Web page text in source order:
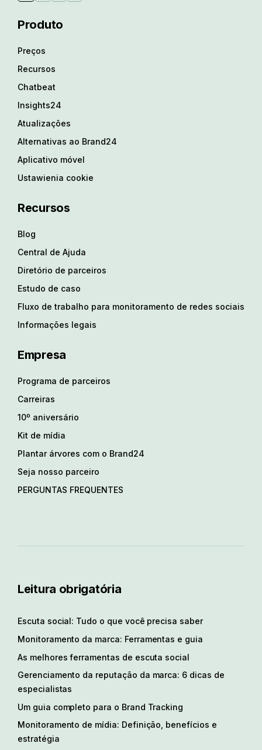
Produto
Preços
Recursos
Chatbeat
Insights24
Atualizações
Alternativas ao Brand24
Aplicativo móvel
Ustawienia cookie
Recursos
Blog
Central de Ajuda
Diretório de parceiros
Estudo de caso
Fluxo de trabalho para monitoramento de redes sociais
Informações legais
Empresa
Programa de parceiros
Carreiras
10º aniversário
Kit de mídia
Plantar árvores com o Brand24
Seja nosso parceiro
PERGUNTAS FREQUENTES
Leitura obrigatória
Escuta social: Tudo o que você precisa saber
Monitoramento da marca: Ferramentas e guia
As melhores ferramentas de escuta social
Gerenciamento da reputação da marca: 6 dicas de
especialistas
Um guia completo para o Brand Tracking
Monitoramento de mídia: Definição, benefícios e
estratégia